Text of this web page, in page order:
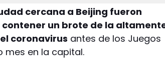
cercana a Beijing fueron
un brote de la
coronavirus antes de los Juegos
mes en la capital.